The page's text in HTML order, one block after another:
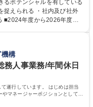
適性及び将来のキャリアを
成】OJTでの現場育成や研
ポテンシャルを有している
捉えられる ・社内及び社外
気候変動による自然災害の
要性が高まっています。
の実現に貢献してまいりま
資格：
構
務人事業務/年間休日
遂行しています。 はじめは担当
マネージャーポジションとして活